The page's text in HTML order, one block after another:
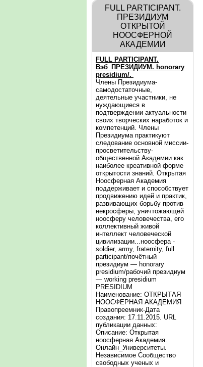
FULL PARTICIPANT.
ПРЕЗИДИУМ
ОТКРЫТОЙ
НООСФЕРНОЙ
АКАДЕМИИ
FULL PARTICIPANT.
Вэб_ПРЕЗИДИУМ. honorary
presidium/.
Члены Президиума-
самодостаточные,
деятельные участники, не
нуждающиеся в
подтверждении актуальности
своих творческих наработок и
компетенций. Члены
Президиума практикуют
следование основной миссии-
просветительству-
общественной Академии как
наиболее креативной форме
открытости знаний. Открытая
Ноосферная Академия
поддерживает и способствует
продвижению идей и практик,
развивающих борьбу против
некросферы, уничтожающей
ноосферу человечества, его
коллективный живой
интеллект человеческой
цивилизации...ноосфера -
soldier, army, fraternity, full
participant/почётный
президиум — honorary
presidium/рабочий президиум
— working presidium
PRESIDIUM
Наименование: ОТКРЫТАЯ
НООСФЕРНАЯ АКАДЕМИЯ
Правопреемник-Дата
создания: 17.11.2015. URL
публикации данных:
Описание: Открытая
ноосферная Академия.
Онлайн_Университеты.
Независимое Сообщество
свободных ученых и